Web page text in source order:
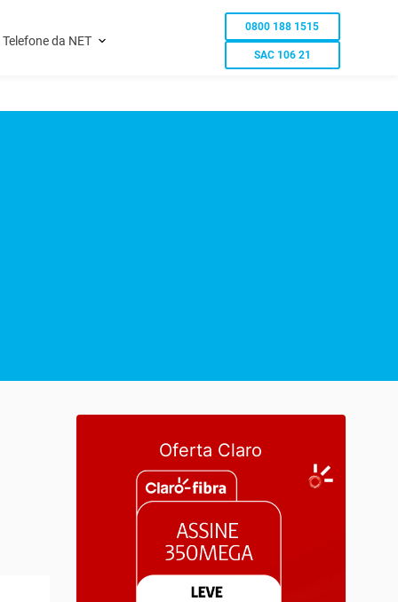
Telefone da NET
0800 188 1515
SAC 106 21
Oferta Claro